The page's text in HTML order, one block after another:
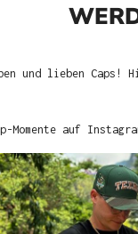
und lieben
Momente auf